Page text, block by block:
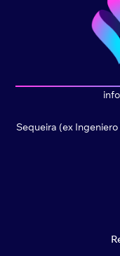
Sequeira (ex